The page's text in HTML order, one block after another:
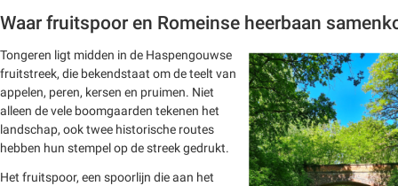
Waar fruitspoor en Romeinse heerbaan
Tongeren ligt midden in de Haspengouwse
fruitstreek, die bekendstaat om de teelt van
appelen, peren, kersen en pruimen. Niet
alleen de vele boomgaarden tekenen het
landschap, ook twee historische routes
hebben hun stempel op de streek gedrukt.
Het fruitspoor, een spoorlijn die aan het